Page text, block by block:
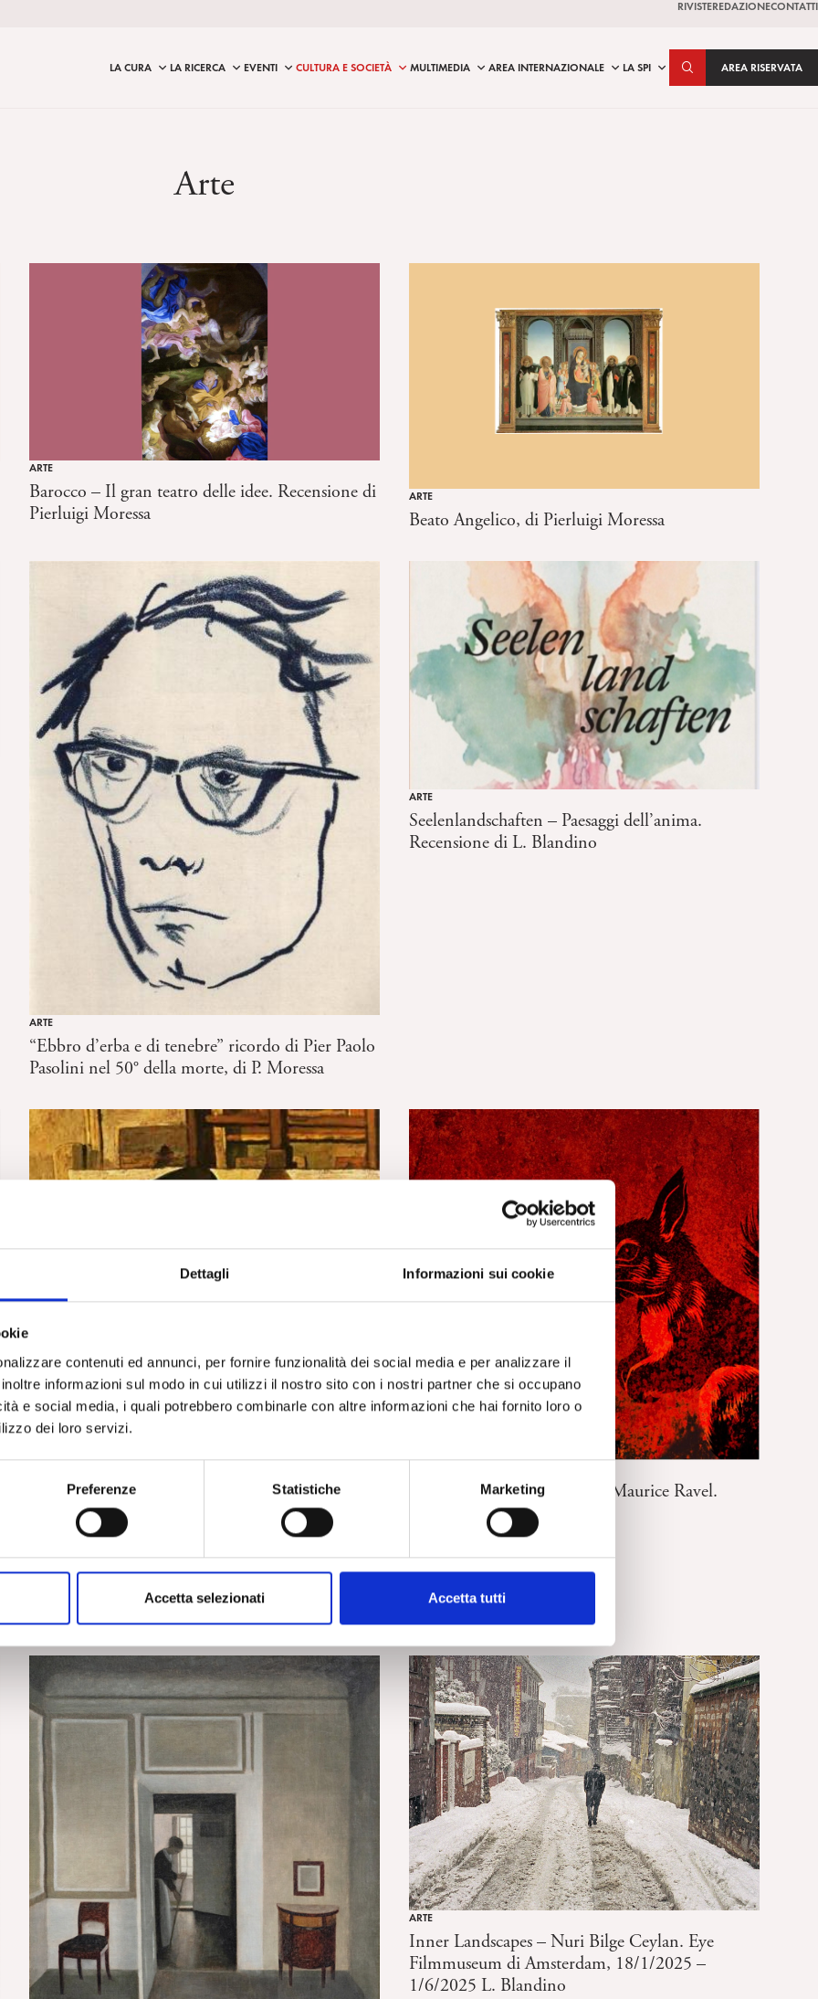
Dettagli Informazioni sui cookie
contenuti ed annunci, per fornire funzionalità dei social media e per analizzare il
informazioni sul modo in cui utilizzi il nostro sito con i nostri partner che si occupano
e social media, i quali potrebbero combinarle con altre informazioni che hai fornito loro o
dei loro servizi.
Preferenze Statistiche Marketing
Accetta selezionati Accetta tutti
RIVISTEREDAZIONECONTATTI
LA CURA LA RICERCA EVENTI CULTURA E SOCIETÀ MULTIMEDIA AREA INTERNAZIONALE LA SPI AREA RISERVATA
Arte
ARTE
Barocco – Il gran teatro delle idee. Recensione di
Pierluigi Moressa
ARTE
Beato Angelico, di Pierluigi Moressa
ARTE
“Ebbro d’erba e di tenebre” ricordo di Pier Paolo
Pasolini nel 50° della morte, di P. Moressa
ARTE
Seelenlandschaften – Paesaggi dell’anima.
Recensione di L. Blandino
Giovanni Fattori – Una rivoluzione in pittura.
L’Enfant et les sortilèges. Di Maurice Ravel.
Recensione di F. Munari
ARTE
Inner Landscapes – Nuri Bilge Ceylan. Eye
Filmmuseum di Amsterdam, 18/1/2025 –
1/6/2025 L. Blandino